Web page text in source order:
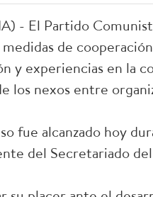
- El Partido
medidas de
y experiencias en la
los nexos entre
fue alcanzado hoy
del Secretariado